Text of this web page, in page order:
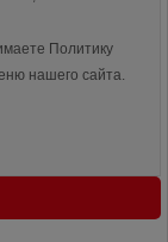
Политику
нашего сайта.